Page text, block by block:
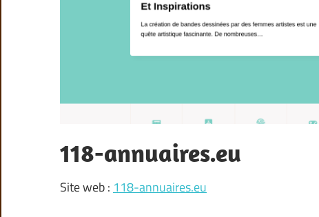
118-annuaires.eu
Site web : 118-annuaires.eu